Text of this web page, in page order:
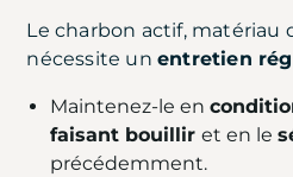
Le charbon actif, matériau
nécessite un entretien
Maintenez-le en
faisant bouilliret en le
précédemment.